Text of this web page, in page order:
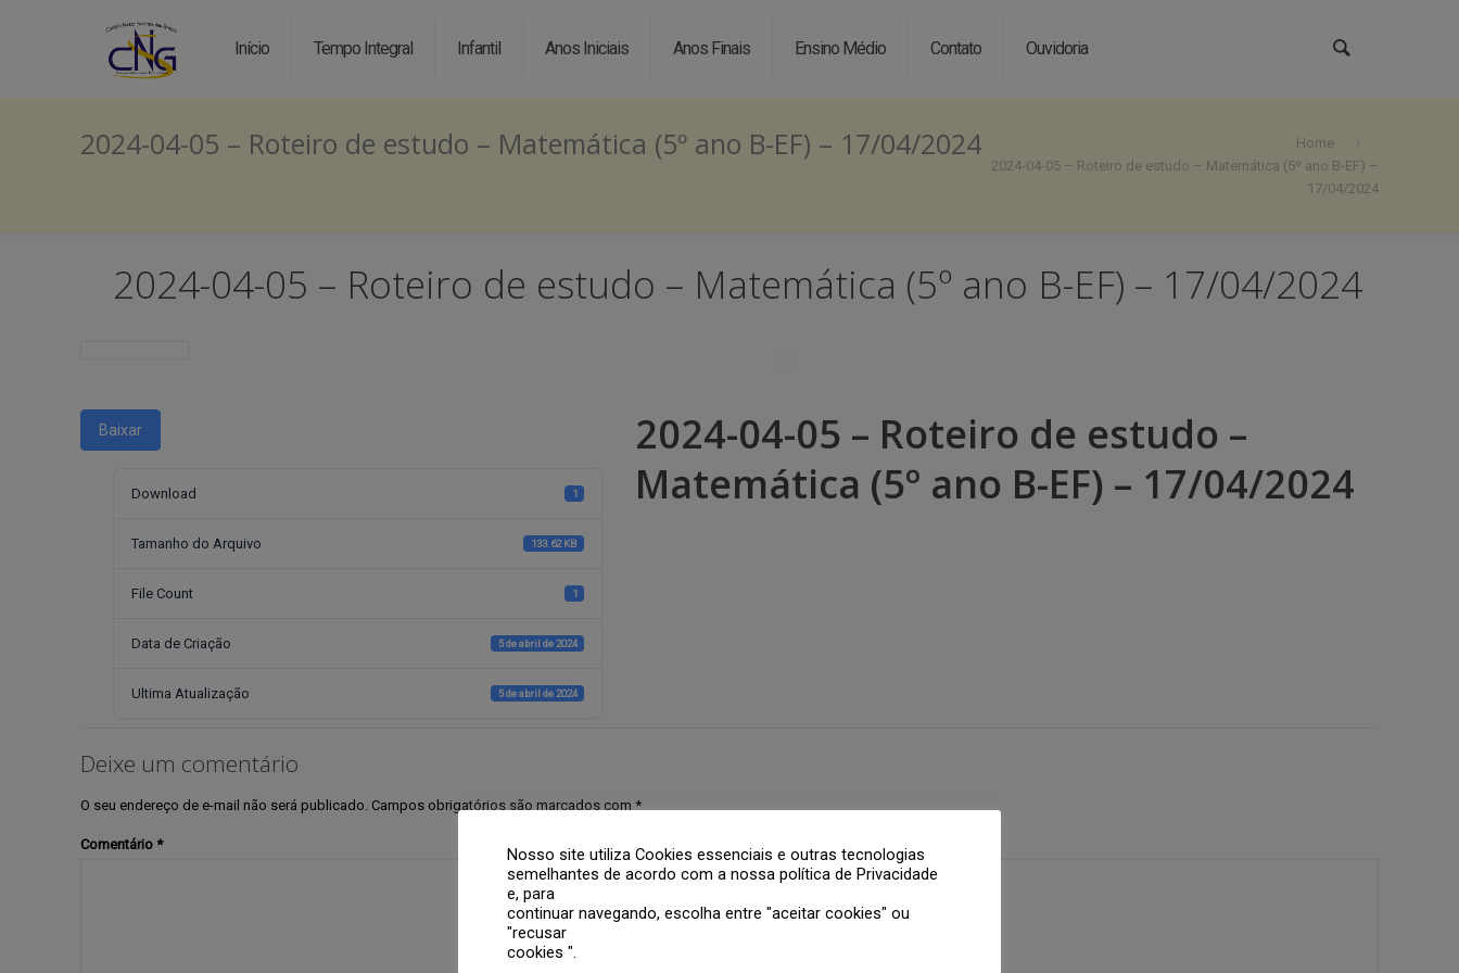
Início Tempo Integral Infantil Anos Iniciais Anos Finais Ensino Médio Contato Ouvidoria
2024-04-05 – Roteiro de estudo – Matemática (5º ano B-EF) – 17/04/2024
Home
2024-04-05 – Roteiro de estudo – Matemática (5º ano B-EF) –
17/04/2024
2024-04-05 – Roteiro de estudo – Matemática (5º ano B-EF) – 17/04/2024
Baixar
Download 1
Tamanho do Arquivo 133.62 KB
File Count 1
Data de Criação 5 de abril de 2024
Ultima Atualização 5 de abril de 2024
2024-04-05 – Roteiro de estudo –
Matemática (5º ano B-EF) – 17/04/2024
Deixe um comentário
O seu endereço de e-mail não será publicado. Campos obrigatórios são marcados com*
Comentário *
Nosso site utiliza Cookies essenciais e outras tecnologias
semelhantes de acordo com a nossa política de Privacidade
e, para
continuar navegando, escolha entre "aceitar cookies" ou
"recusar
cookies ".